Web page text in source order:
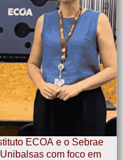
ECOA e o Sebrae
com foco em